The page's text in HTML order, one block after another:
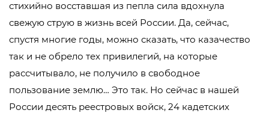
стихийно восставшая из пепла сила вдохнула
свежую струю в жизнь всей России. Да, сейчас,
спустя многие годы, можно сказать, что казачество
так и не обрело тех привилегий, на которые
рассчитывало, не получило в свободное
пользование землю… Это так. Но сейчас в нашей
России десять реестровых войск, 24 кадетских